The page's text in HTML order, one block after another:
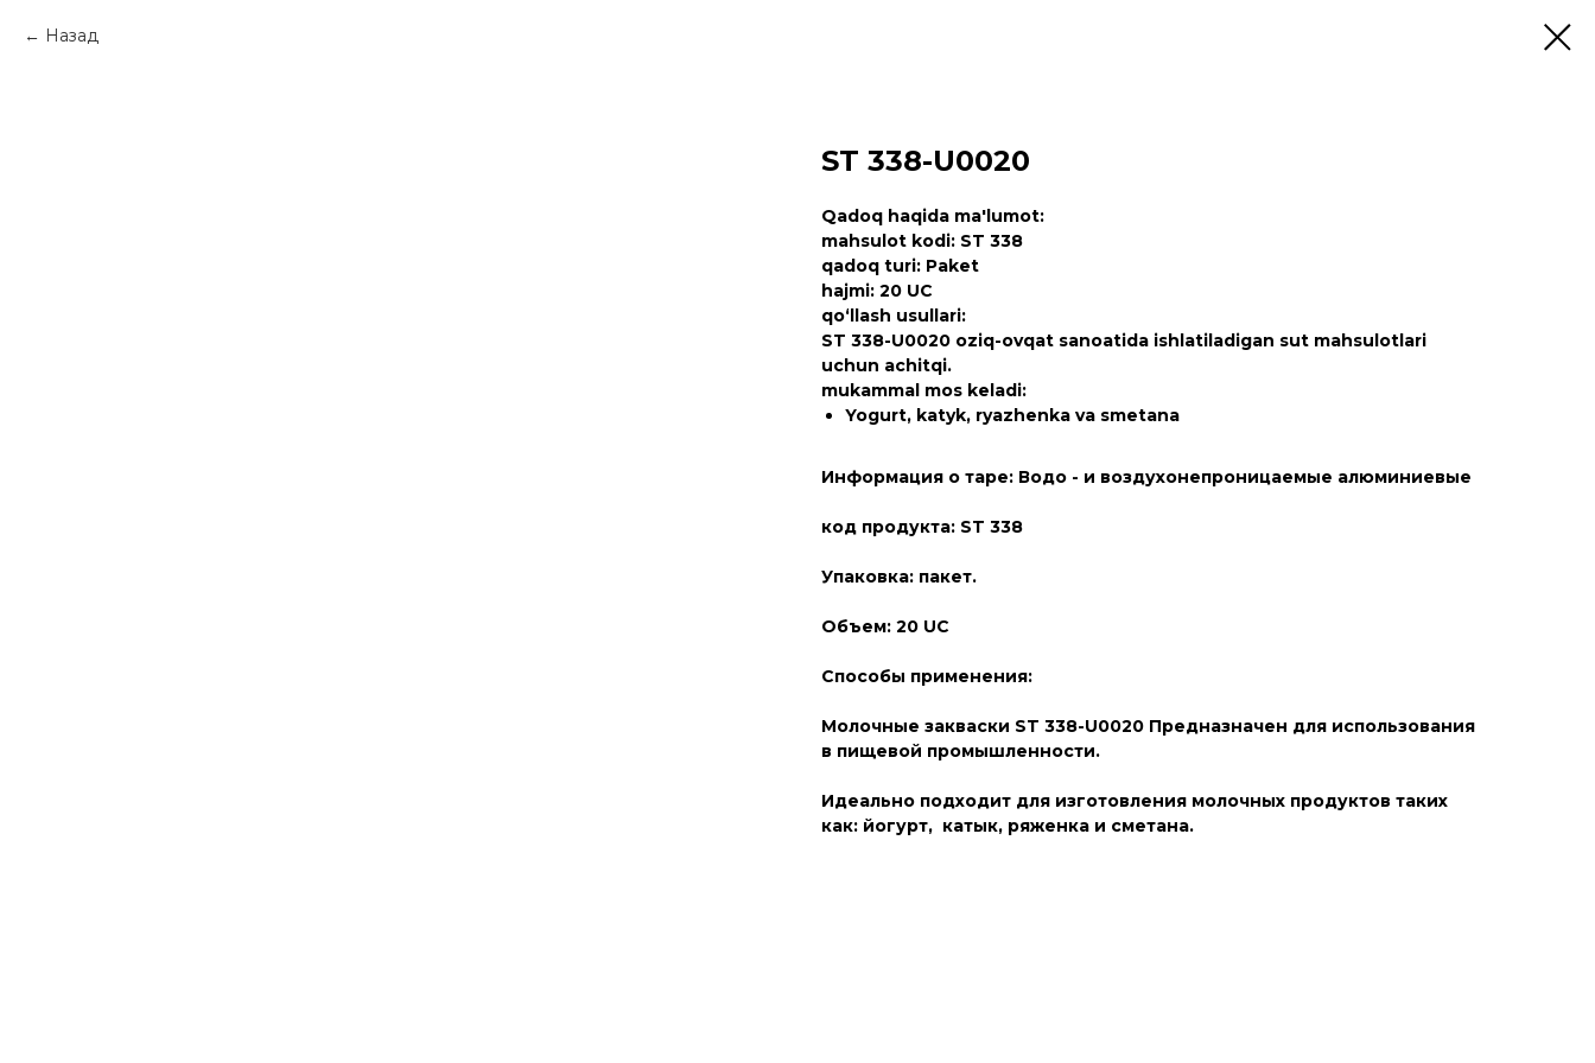
Назад
ST 338-U0020
Qadoq haqida ma'lumot:
mahsulot kodi: ST 338
qadoq turi: Paket
hajmi: 20 UC
qo‘llash usullari:
ST 338-U0020 oziq-ovqat sanoatida ishlatiladigan sut mahsulotlari
uchun achitqi.
mukammal mos keladi:
Yogurt, katyk, ryazhenka va smetana
Информация о таре: Водо - и воздухонепроницаемые алюминиевые
код продукта: ST 338
Упаковка: пакет.
Объем: 20 UC
Способы применения:
Молочные закваски ST 338-U0020 Предназначен для использования
в пищевой промышленности.
Идеально подходит для изготовления молочных продуктов таких
как: йогурт, катык, ряженка и сметана.